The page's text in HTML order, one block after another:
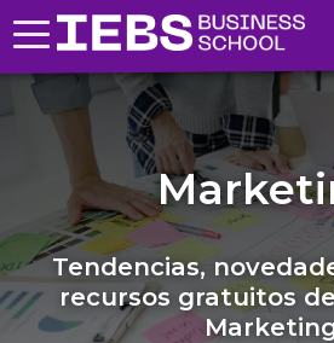
Tendencias,
recursos gratuitos